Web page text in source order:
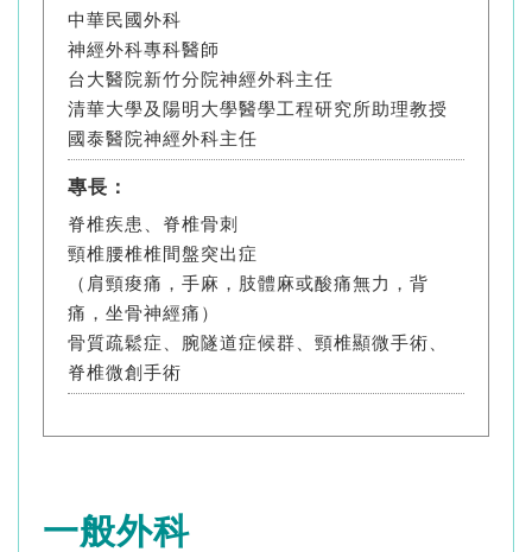
中華民國外科
神經外科專科醫師
台大醫院新竹分院神經外科主任
清華大學及陽明大學醫學工程研究所助理教授
國泰醫院神經外科主任
專長：
脊椎疾患、脊椎骨刺
頸椎腰椎椎間盤突出症
（肩頸痠痛，手麻，肢體麻或酸痛無力，背
痛，坐骨神經痛）
骨質疏鬆症、腕隧道症候群、頸椎顯微手術、
脊椎微創手術
一般外科